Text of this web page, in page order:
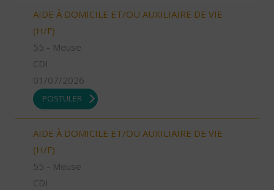
AIDE À DOMICILE ET/OU AUXILIAIRE DE VIE
(H/F)
55 - Meuse
CDI
01/07/2026
POSTULER
AIDE À DOMICILE ET/OU AUXILIAIRE DE VIE
(H/F)
55 - Meuse
CDI